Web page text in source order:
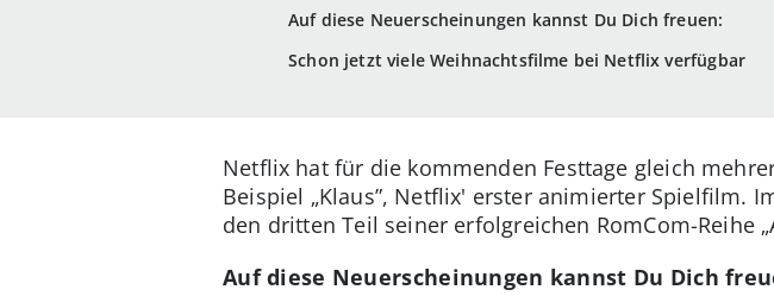
Auf diese Neuerscheinungen kannst Du Dich freuen:
Schon jetzt viele Weihnachtsfilme bei Netflix verfügbar
Netflix hat für die kommenden Festtage gleich
Beispiel „Klaus”, Netflix' erster animierter Spielfilm.
den dritten Teil seiner erfolgreichen RomCom-Reihe
Auf diese Neuerscheinungen kannst Du Dich